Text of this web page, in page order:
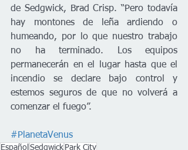
de Sedgwick, Brad Crisp. “Pero todavía
hay montones de leña ardiendo o
humeando, por lo que nuestro trabajo
no ha terminado. Los equipos
permanecerán en el lugar hasta que el
incendio se declare bajo control y
estemos seguros de que no volverá a
comenzar el fuego”.
#PlanetaVenus
Español Sedgwick Park City